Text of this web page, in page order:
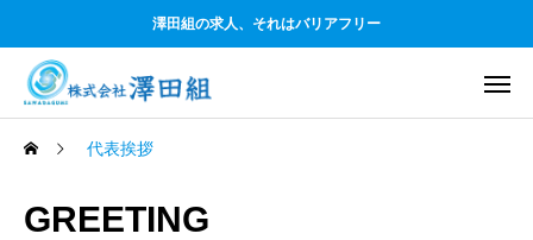
澤田組の求人、それはバリアフリー
代表挨拶
GREETING